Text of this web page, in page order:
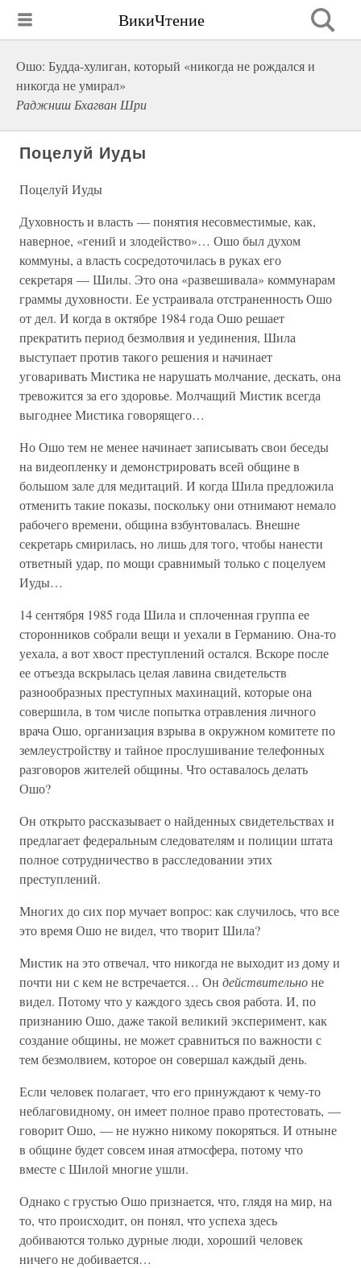
ВикиЧтение
Ошо: Будда-хулиган, который «никогда не рождался и
никогда не умирал»
Раджниш Бхагван Шри
Поцелуй Иуды
Поцелуй Иуды
Духовность и власть — понятия несовместимые, как,
наверное, «гений и злодейство»… Ошо был духом
коммуны, а власть сосредоточилась в руках его
секретаря — Шилы. Это она «развешивала» коммунарам
граммы духовности. Ее устраивала отстраненность Ошо
от дел. И когда в октябре 1984 года Ошо решает
прекратить период безмолвия и уединения, Шила
выступает против такого решения и начинает
уговаривать Мистика не нарушать молчание, дескать, она
тревожится за его здоровье. Молчащий Мистик всегда
выгоднее Мистика говорящего…
Но Ошо тем не менее начинает записывать свои беседы
на видеопленку и демонстрировать всей общине в
большом зале для медитаций. И когда Шила предложила
отменить такие показы, поскольку они отнимают немало
рабочего времени, община взбунтовалась. Внешне
секретарь смирилась, но лишь для того, чтобы нанести
ответный удар, по мощи сравнимый только с поцелуем
Иуды…
14 сентября 1985 года Шила и сплоченная группа ее
сторонников собрали вещи и уехали в Германию. Она-то
уехала, а вот хвост преступлений остался. Вскоре после
ее отъезда вскрылась целая лавина свидетельств
разнообразных преступных махинаций, которые она
совершила, в том числе попытка отравления личного
врача Ошо, организация взрыва в окружном комитете по
землеустройству и тайное прослушивание телефонных
разговоров жителей общины. Что оставалось делать
Ошо?
Он открыто рассказывает о найденных свидетельствах и
предлагает федеральным следователям и полиции штата
полное сотрудничество в расследовании этих
преступлений.
Многих до сих пор мучает вопрос: как случилось, что все
это время Ошо не видел, что творит Шила?
Мистик на это отвечал, что никогда не выходит из дому и
почти ни с кем не встречается… Он действительноне
видел. Потому что у каждого здесь своя работа. И, по
признанию Ошо, даже такой великий эксперимент, как
создание общины, не может сравниться по важности с
тем безмолвием, которое он совершал каждый день.
Если человек полагает, что его принуждают к чему-то
неблаговидному, он имеет полное право протестовать, —
говорит Ошо, — не нужно никому покоряться. И отныне
в общине будет совсем иная атмосфера, потому что
вместе с Шилой многие ушли.
Однако с грустью Ошо признается, что, глядя на мир, на
то, что происходит, он понял, что успеха здесь
добиваются только дурные люди, хороший человек
ничего не добивается…